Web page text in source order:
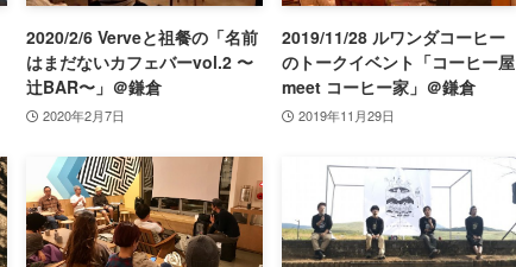
2020/2/6 Verveと祖餐の「名前
はまだないカフェバーvol.2 〜
辻BAR〜」＠鎌倉
2020年2月7日
2019/11/28 ルワンダコーヒー
のトークイベント「コーヒー屋
meet コーヒー家」＠鎌倉
2019年11月29日